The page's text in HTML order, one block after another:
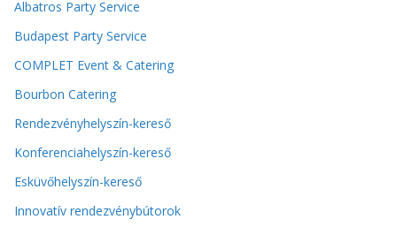
Albatros Party Service
Budapest Party Service
COMPLET Event & Catering
Bourbon Catering
Rendezvényhelyszín-kereső
Konferenciahelyszín-kereső
Esküvőhelyszín-kereső
Innovatív rendezvénybútorok